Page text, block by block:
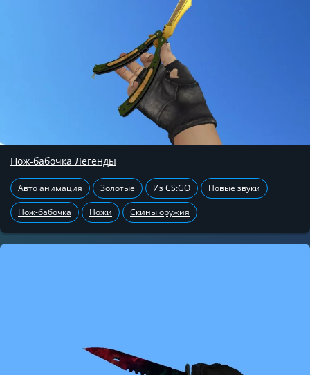
Нож-бабочка Легенды
Авто анимация Золотые Из CS:GO Новые звуки
Нож-бабочка Ножи Скины оружия